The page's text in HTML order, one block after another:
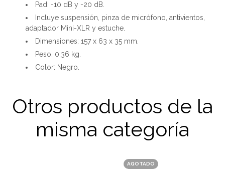
Pad: -10 dB y -20 dB.
Incluye suspensión, pinza de micrófono, antivientos,
adaptador Mini-XLR y estuche.
Dimensiones: 157 x 63 x 35 mm.
Peso: 0,36 kg.
Color: Negro.
Otros productos de la
misma categoría
AGOTADO